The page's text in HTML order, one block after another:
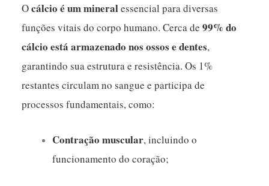
Ocálcio é um mineralessencial para diversas
funções vitais do corpo humano. Cerca de99% do
cálcio está armazenado nos ossos e dentes,
garantindo sua estrutura e resistência. Os 1%
restantes circulam no sangue e participa de
processos fundamentais, como:
Contração muscular, incluindo o
funcionamento do coração;